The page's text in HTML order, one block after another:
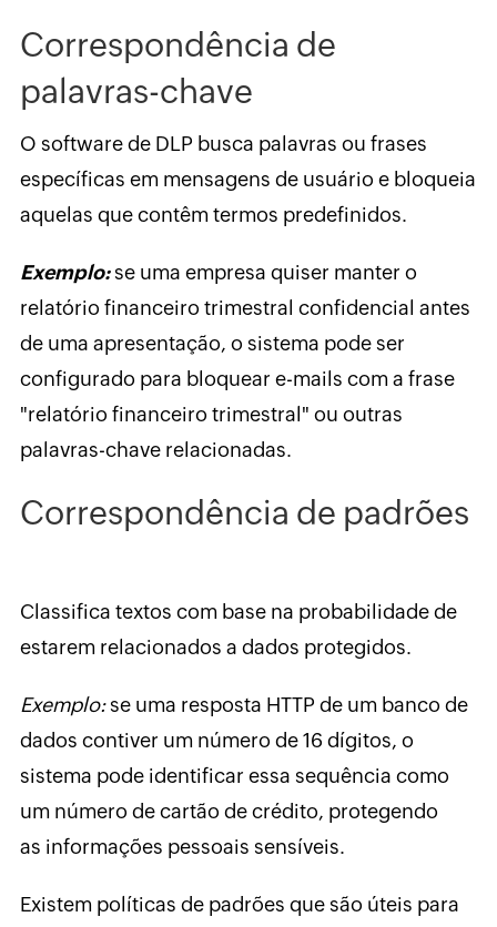
Correspondência de
palavras-chave
O software de DLP busca palavras ou frases
específicas em mensagens de usuário e bloqueia
aquelas que contêm termos predefinidos.
Exemplo:se uma empresa quiser manter o
relatório financeiro trimestral confidencial antes
de uma apresentação, o sistema pode ser
configurado para bloquear e-mails com a frase
"relatório financeiro trimestral" ou outras
palavras-chave relacionadas.
Correspondência de padrões
Classifica textos com base na probabilidade de
estarem relacionados a dados protegidos.
Exemplo:se uma resposta HTTP de um banco de
dados contiver um número de 16 dígitos, o
sistema pode identificar essa sequência como
um número de cartão de crédito, protegendo
as informações pessoais sensíveis.
Existem políticas de padrões que são úteis para